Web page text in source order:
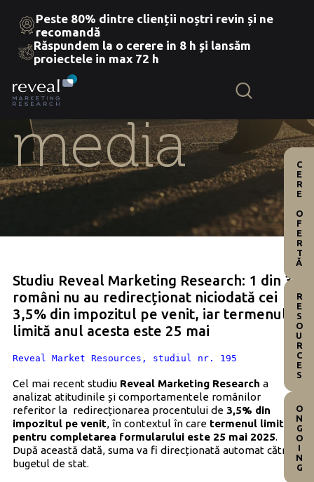
Skip
the
content
Peste 80% dintre clienții noștri revin și ne
recomandă
Răspundem la o cerere in 8 h și lansăm
proiectele in max 72 h
media
Studiu Reveal Marketing Research: 1 din 3
români nu au redirecționat niciodată cei
3,5% din impozitul pe venit, iar termenul
limită anul acesta este 25 mai
Reveal Market Resources, studiul nr. 195
Cel mai recent studiu Reveal Marketing Research a
analizat atitudinile și comportamentele românilor
referitor la redirecționarea procentului de 3,5% din
impozitul pe venit, în contextul în care termenul limită
pentru completarea formularului este 25 mai 2025.
După această dată, suma va fi direcționată automat către
bugetul de stat.
CERE OFERTĂ
RESOURCES
ONGOING